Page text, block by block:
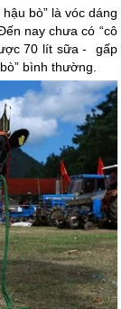
bò” là vóc dáng
nay chưa có “cô
70 lít sữa - gấp
bình thường.